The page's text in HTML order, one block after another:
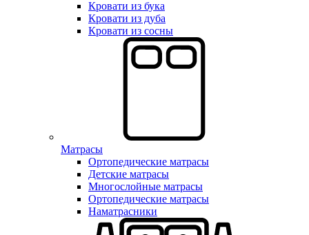
Кровати из бука
Кровати из дуба
Кровати из сосны
Матрасы
Ортопедические матрасы
Детские матрасы
Многослойные матрасы
Ортопедические матрасы
Наматрасники